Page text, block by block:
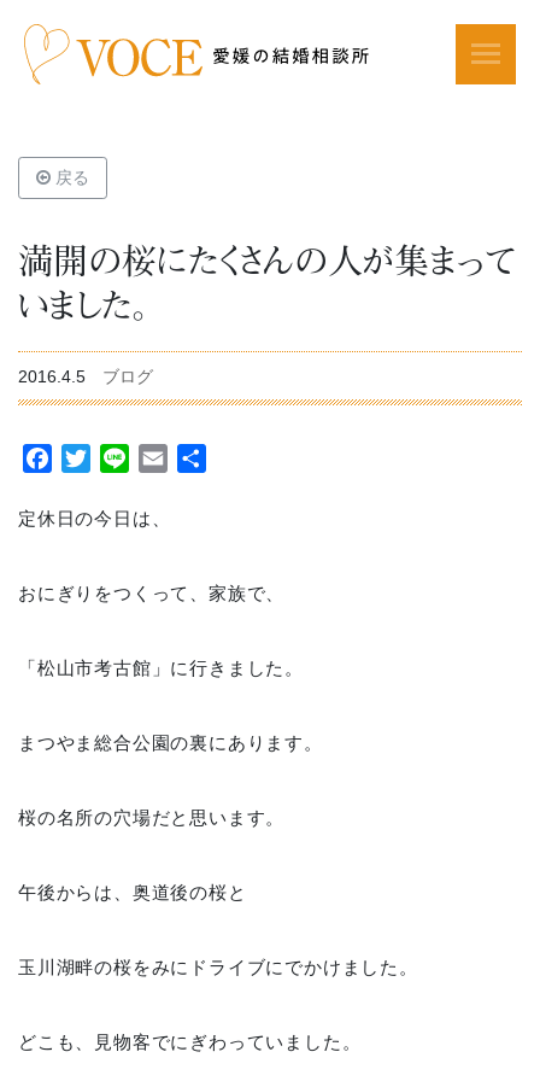
戻る
満開の桜にたくさんの人が集まって
いました。
2016.4.5 ブログ
Facebook
TwitterLine Email
定休日の今日は、
おにぎりをつくって、家族で、
「松山市考古館」に行きました。
まつやま総合公園の裏にあります。
桜の名所の穴場だと思います。
午後からは、奥道後の桜と
玉川湖畔の桜をみにドライブにでかけました。
どこも、見物客でにぎわっていました。